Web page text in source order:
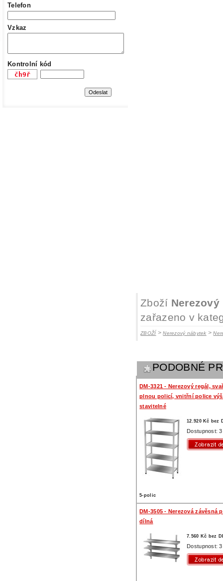
Telefon
Vzkaz
Kontrolní kód
Zboží
zařazeno v
ZBOŽÍ>Nerezový nábytek >
PODOBNÉ
DM-3321 - Nerezový regál,
plnou policí, vnitřní police
stavitelné
12.920 Kč bez
Dostupnost:
5-polic
DM-3505 - Nerezová závěsná
dílná
7.560 Kč bez
Dostupnost: